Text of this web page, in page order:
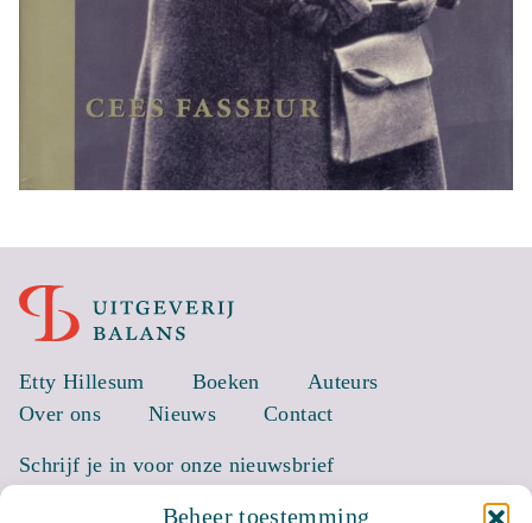
Beheer toestemming
Etty Hillesum Boeken
Auteurs
Over ons
Nieuws Contact
Schrijf je in voor onze nieuwsbrief